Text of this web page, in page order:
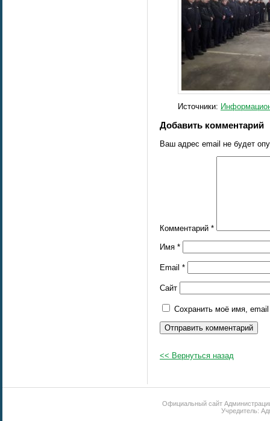
Источники:
Добавить комментарий
Ваш адрес email не будет
Комментарий *
Имя *
Email *
Сайт
Сохранить моё имя,
<< Вернуться назад
Официальный сайт
Учредитель: